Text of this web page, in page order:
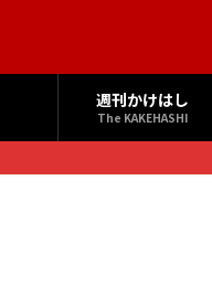
週刊かけはし
The KAKEHASHI